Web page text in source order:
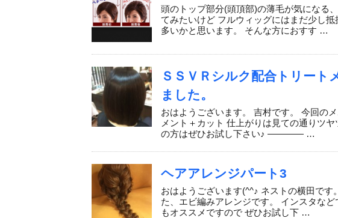
頭のトップ部分(頭頂部)の薄毛が気になる
てみたいけど フルウィッグにはまだ少し
多いかと思います。 そんな方におすす …
ＳＳＶＲシルク配合トリート
ました。
おはようございます。 吉村です。 今回の
メント＋カット 仕上がりは見ての通りツ
の方はぜひお試し下さい♪ ———— …
ヘアアレンジパート3
おはようございます(^^♪ ネストの横田で
た、エビ編みアレンジです。 インスタな
もオススメですので ぜひお試し下 …